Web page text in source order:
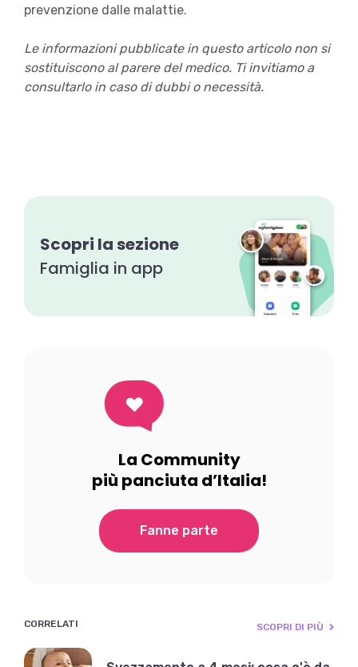
prevenzione dalle malattie.
Le informazioni pubblicate in questo articolo non si
sostituiscono al parere del medico. Ti invitiamo a
consultarlo in caso di dubbi o necessità.
Scopri la sezione
Famiglia in app
La Community
più panciuta d’Italia!
Fanne parte
CORRELATI SCOPRI DI PIÙ